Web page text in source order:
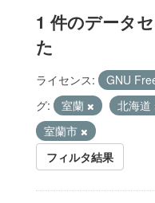
1 件のデータ
た
ライセンス: GNU
グ:
室蘭 北海道
室蘭市
フィルタ結果